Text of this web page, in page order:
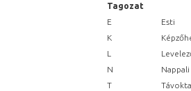
Tagozat
E
Esti
K
L
N
Nappali
T